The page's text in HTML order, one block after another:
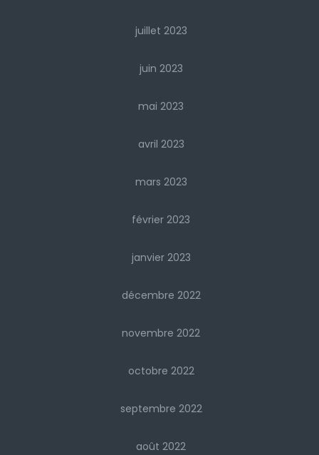
juillet 2023
juin 2023
mai 2023
avril 2023
mars 2023
février 2023
janvier 2023
décembre 2022
novembre 2022
octobre 2022
septembre 2022
août 2022